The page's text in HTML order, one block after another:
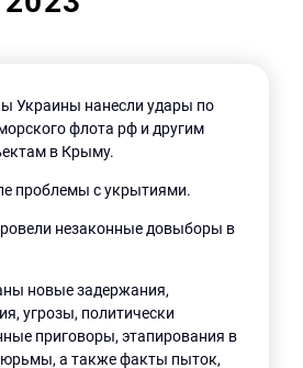
Украины нанесли удары по
флота рф и другим
в Крыму.
проблемы с укрытиями.
незаконные довыборы в
новые задержания,
угрозы, политически
приговоры, этапирования в
а также факты пыток,